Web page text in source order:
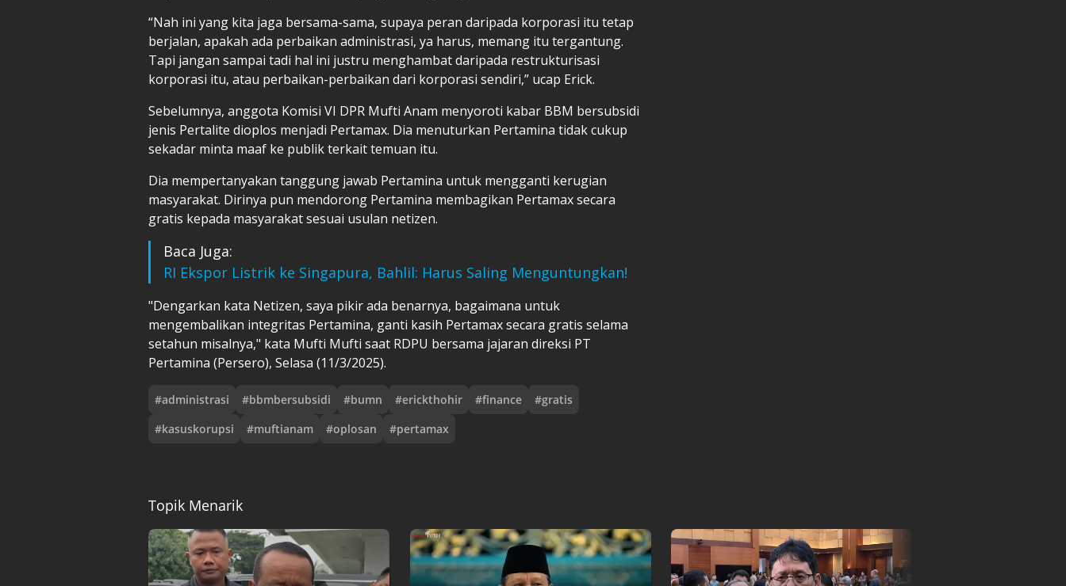
“Nah ini yang kita jaga bersama-sama, supaya peran daripada korporasi itu tetap
berjalan, apakah ada perbaikan administrasi, ya harus, memang itu tergantung.
Tapi jangan sampai tadi hal ini justru menghambat daripada restrukturisasi
korporasi itu, atau perbaikan-perbaikan dari korporasi sendiri,” ucap Erick.
Sebelumnya, anggota Komisi VI DPR Mufti Anam menyoroti kabar BBM bersubsidi
jenis Pertalite dioplos menjadi Pertamax. Dia menuturkan Pertamina tidak cukup
sekadar minta maaf ke publik terkait temuan itu.
Dia mempertanyakan tanggung jawab Pertamina untuk mengganti kerugian
masyarakat. Dirinya pun mendorong Pertamina membagikan Pertamax secara
gratis kepada masyarakat sesuai usulan netizen.
Baca Juga:
RI Ekspor Listrik ke Singapura, Bahlil: Harus Saling Menguntungkan!
"Dengarkan kata Netizen, saya pikir ada benarnya, bagaimana untuk
mengembalikan integritas Pertamina, ganti kasih Pertamax secara gratis selama
setahun misalnya," kata Mufti Mufti saat RDPU bersama jajaran direksi PT
Pertamina (Persero), Selasa (11/3/2025).
#administrasi #bbmbersubsidi #bumn #erickthohir #finance #gratis
#kasuskorupsi #muftianam #oplosan #pertamax
Topik Menarik